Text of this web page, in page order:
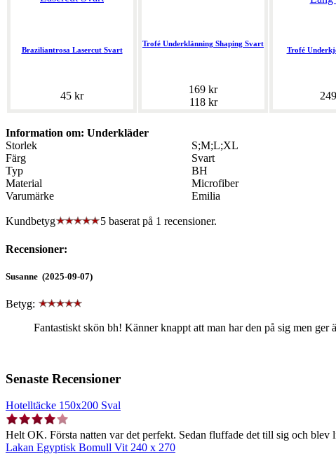
Braziliantrosa Lasercut Svart
45 kr
Trofé Underklänning Shaping Svart
169 kr
118 kr
Trofé
Information om: Underkläder
Storlek
S;M;L;XL
Färg
Svart
Typ
BH
Material
Microfiber
Varumärke
Emilia
Kundbetyg 5 baserat på 1 recensioner.
Recensioner:
Susanne (2025-09-07)
Betyg:
Fantastiskt skön bh! Känner knappt att man har den på sig men
Senaste Recensioner
Hotelltäcke 150x200 Sval
Helt OK. Första natten var det perfekt. Sedan fluffade det till sig och
Lakan Egyptisk Bomull Vit 240 x 270